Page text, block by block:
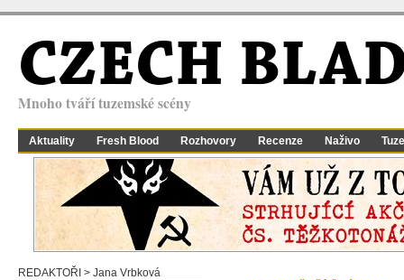
CZECH
Mnoho tváří tuzemské scény
Aktuality Fresh Blood Rozhovory Recenze Naživo
REDAKTOŘI > Jana Vrbková